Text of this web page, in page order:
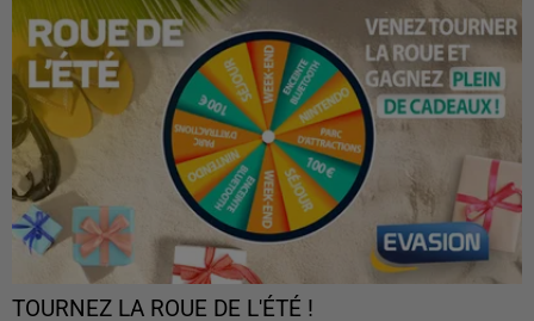
TOURNEZ LA ROUE DE L'ÉTÉ !